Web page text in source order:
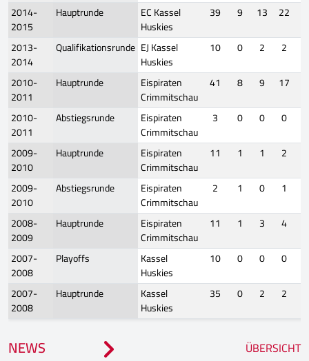
2014-
2015
Hauptrunde
EC Kassel
Huskies
39 9 13 22
2013-
2014
Qualifikationsrunde EJ Kassel
Huskies
10 0 2 2
2010-
2011
Hauptrunde
Eispiraten
Crimmitschau
41 8 9 17
2010-
2011
Abstiegsrunde
Eispiraten
Crimmitschau
3 0 0
0
2009-
2010
Hauptrunde
Eispiraten
Crimmitschau
11 1 1 2
2009-
2010
Abstiegsrunde
Eispiraten
Crimmitschau
2 1 0
1
2008-
2009
Hauptrunde
Eispiraten
Crimmitschau
11 1 3 4
2007-
2008
Playoffs
Kassel
Huskies
10 0 0
0
2007-
2008
Hauptrunde
Kassel
Huskies
35 0 2 2
NEWS ÜBERSICHT